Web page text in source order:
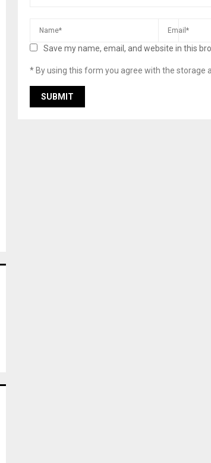
Save my name, email, and website in this
* By using this form you agree with the storage